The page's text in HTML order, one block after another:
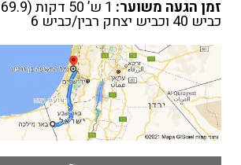
זמן הגעה משוער:
כביש 40 וכביש יצחק רבין/כביש 6